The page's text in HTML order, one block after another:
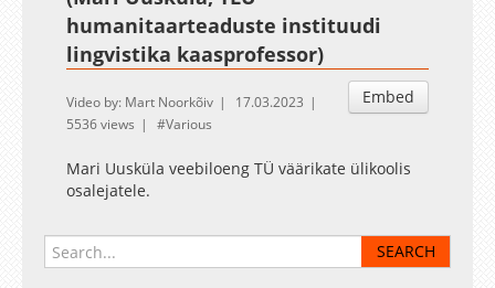
humanitaarteaduste instituudi
lingvistika kaasprofessor)
Embed
Video by: Mart Noorkõiv
17.03.2023
5536 views
Various
Mari Uusküla veebiloeng TÜ väärikate ülikoolis
osalejatele.